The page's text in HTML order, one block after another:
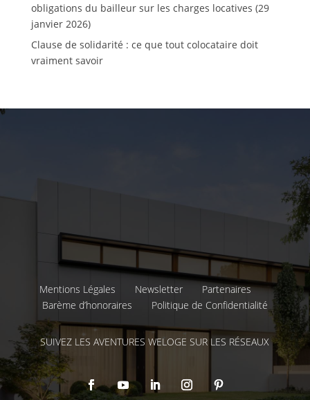
obligations du bailleur sur les charges locatives (29
janvier 2026)
Clause de solidarité : ce que tout colocataire doit
vraiment savoir
Mentions Légales Newsletter
Partenaires
Barème d’honoraires
Politique de Confidentialité
SUIVEZ LES AVENTURES WELOGE SUR LES RÉSEAUX